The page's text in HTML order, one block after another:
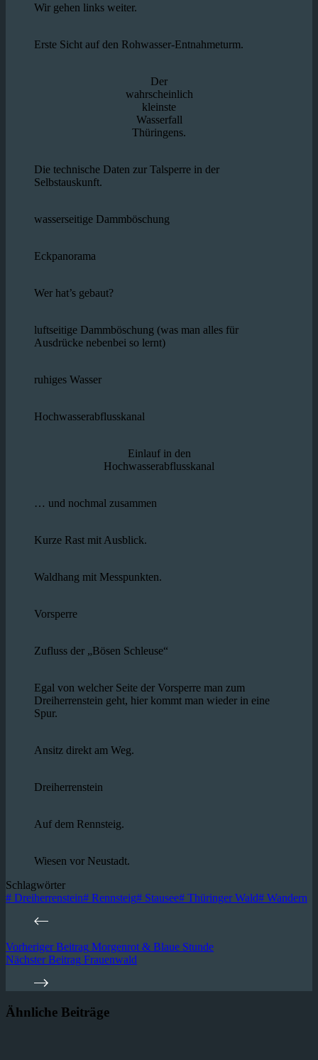
Wir gehen links weiter.
Erste Sicht auf den Rohwasser-Entnahmeturm.
Der
wahrscheinlich
kleinste
Wasserfall
Thüringens.
Die technische Daten zur Talsperre in der
Selbstauskunft.
wasserseitige Dammböschung
Eckpanorama
Wer hat’s gebaut?
luftseitige Dammböschung (was man alles für
Ausdrücke nebenbei so lernt)
ruhiges Wasser
Hochwasserabflusskanal
Einlauf in den
Hochwasserabflusskanal
… und nochmal zusammen
Kurze Rast mit Ausblick.
Waldhang mit Messpunkten.
Vorsperre
Zufluss der „Bösen Schleuse“
Egal von welcher Seite der Vorsperre man zum
Dreiherrenstein geht, hier kommt man wieder in eine
Spur.
Ansitz direkt am Weg.
Dreiherrenstein
Auf dem Rennsteig.
Wiesen vor Neustadt.
Schlagwörter
# Dreiherrenstein# Rennsteig# Stausee# Thüringer Wald# Wandern
VorherigerBeitrag Morgenrot & Blaue Stunde
NächsterBeitrag Frauenwald
Ähnliche Beiträge